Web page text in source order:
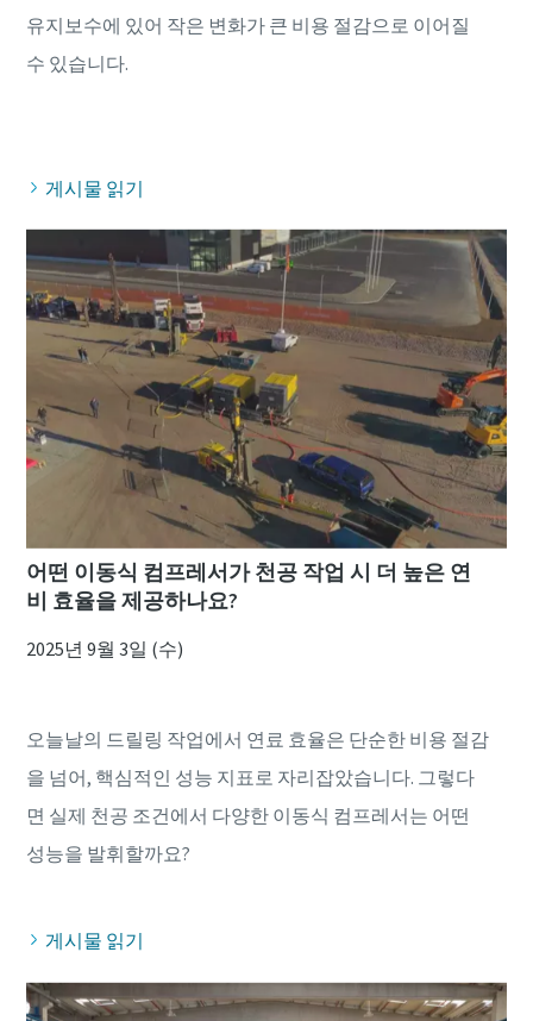
유지보수에 있어 작은 변화가 큰 비용 절감으로 이어질
수 있습니다.
게시물 읽기
어떤 이동식 컴프레서가 천공 작업 시 더 높은 연
비 효율을 제공하나요?
2025년 9월 3일 (수)
오늘날의 드릴링 작업에서 연료 효율은 단순한 비용 절감
을 넘어, 핵심적인 성능 지표로 자리잡았습니다. 그렇다
면 실제 천공 조건에서 다양한 이동식 컴프레서는 어떤
게시물 읽기